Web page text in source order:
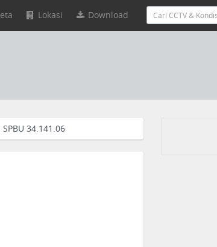
Lokasi Download
SPBU 34.141.06